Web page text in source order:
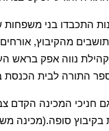
התכבדו בני משפחות
מהקיבוץ,
נווה אפק בראש
התורה לבית הכנסת
חניכי המכינה הקדם
בקיבוץ סופה.(מכינה